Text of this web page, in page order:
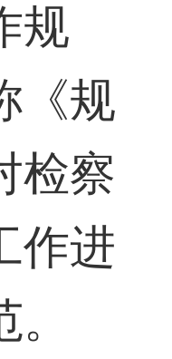
规
《规
检察
作进